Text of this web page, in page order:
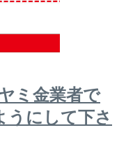
ミ金業者で
うにして下さ